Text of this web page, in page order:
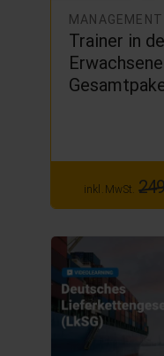
MANAGEMENT
Trainer in
inkl. MwSt.